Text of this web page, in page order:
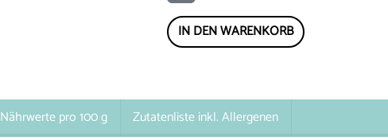
IN DEN WARENKORB
Nährwerte pro 100 g
Zutatenliste inkl. Allergenen